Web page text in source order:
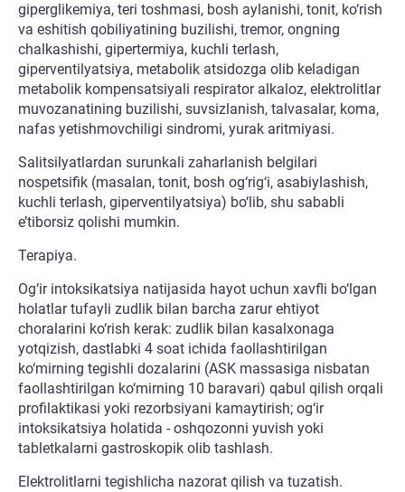
giperglikemiya, teri toshmasi, bosh aylanishi, tonit, ko‘rish
va eshitish qobiliyatining buzilishi, tremor, ongning
chalkashishi, gipertermiya, kuchli terlash,
giperventilyatsiya, metabolik atsidozga olib keladigan
metabolik kompensatsiyali respirator alkaloz, elektrolitlar
muvozanatining buzilishi, suvsizlanish, talvasalar, koma,
nafas yetishmovchiligi sindromi, yurak aritmiyasi.
Salitsilyatlardan surunkali zaharlanish belgilari
nospetsifik (masalan, tonit, bosh og‘rig‘i, asabiylashish,
kuchli terlash, giperventilyatsiya) bo‘lib, shu sababli
e’tiborsiz qolishi mumkin.
Terapiya.
Og‘ir intoksikatsiya natijasida hayot uchun xavfli bo‘lgan
holatlar tufayli zudlik bilan barcha zarur ehtiyot
choralarini ko‘rish kerak: zudlik bilan kasalxonaga
yotqizish, dastlabki 4 soat ichida faollashtirilgan
ko‘mirning tegishli dozalarini (ASK massasiga nisbatan
faollashtirilgan ko‘mirning 10 baravari) qabul qilish orqali
profilaktikasi yoki rezorbsiyani kamaytirish; og‘ir
intoksikatsiya holatida - oshqozonni yuvish yoki
tabletkalarni gastroskopik olib tashlash.
Elektrolitlarni tegishlicha nazorat qilish va tuzatish.